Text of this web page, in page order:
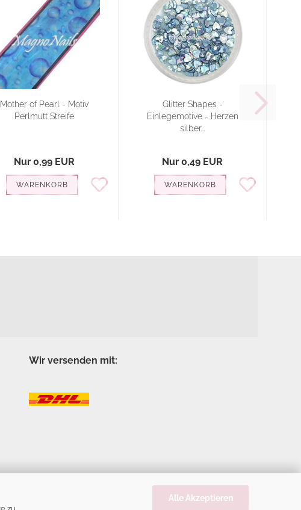
zu
Alle Akzeptieren
Mother of Pearl - Motiv
Perlmutt Streife
Nur 0,99 EUR
WARENKORB
Glitter Shapes -
Einlegemotive - Herzen
silber...
Nur 0,49 EUR
WARENKORB
Wir versenden mit: